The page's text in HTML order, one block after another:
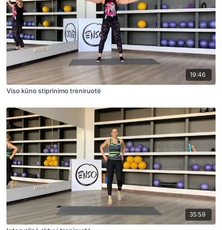
19:46
Viso kūno stiprinimo treniruotė
35:59